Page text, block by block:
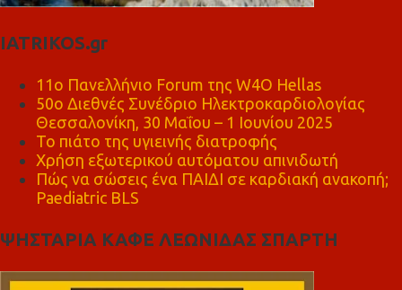
IATRIKOS.gr
11ο Πανελλήνιο Forum της W4O Hellas
50ο Διεθνές Συνέδριο Ηλεκτροκαρδιολογίας
Θεσσαλονίκη, 30 Μαΐου – 1 Ιουνίου 2025
Το πιάτο της υγιεινής διατροφής
Χρήση εξωτερικού αυτόματου απινιδωτή
Πώς να σώσεις ένα ΠΑΙΔΙ σε καρδιακή ανακοπή;
Paediatric BLS
ΨΗΣΤΑΡΙΑ ΚΑΦΕ ΛΕΩΝΙΔΑΣ ΣΠΑΡΤΗ